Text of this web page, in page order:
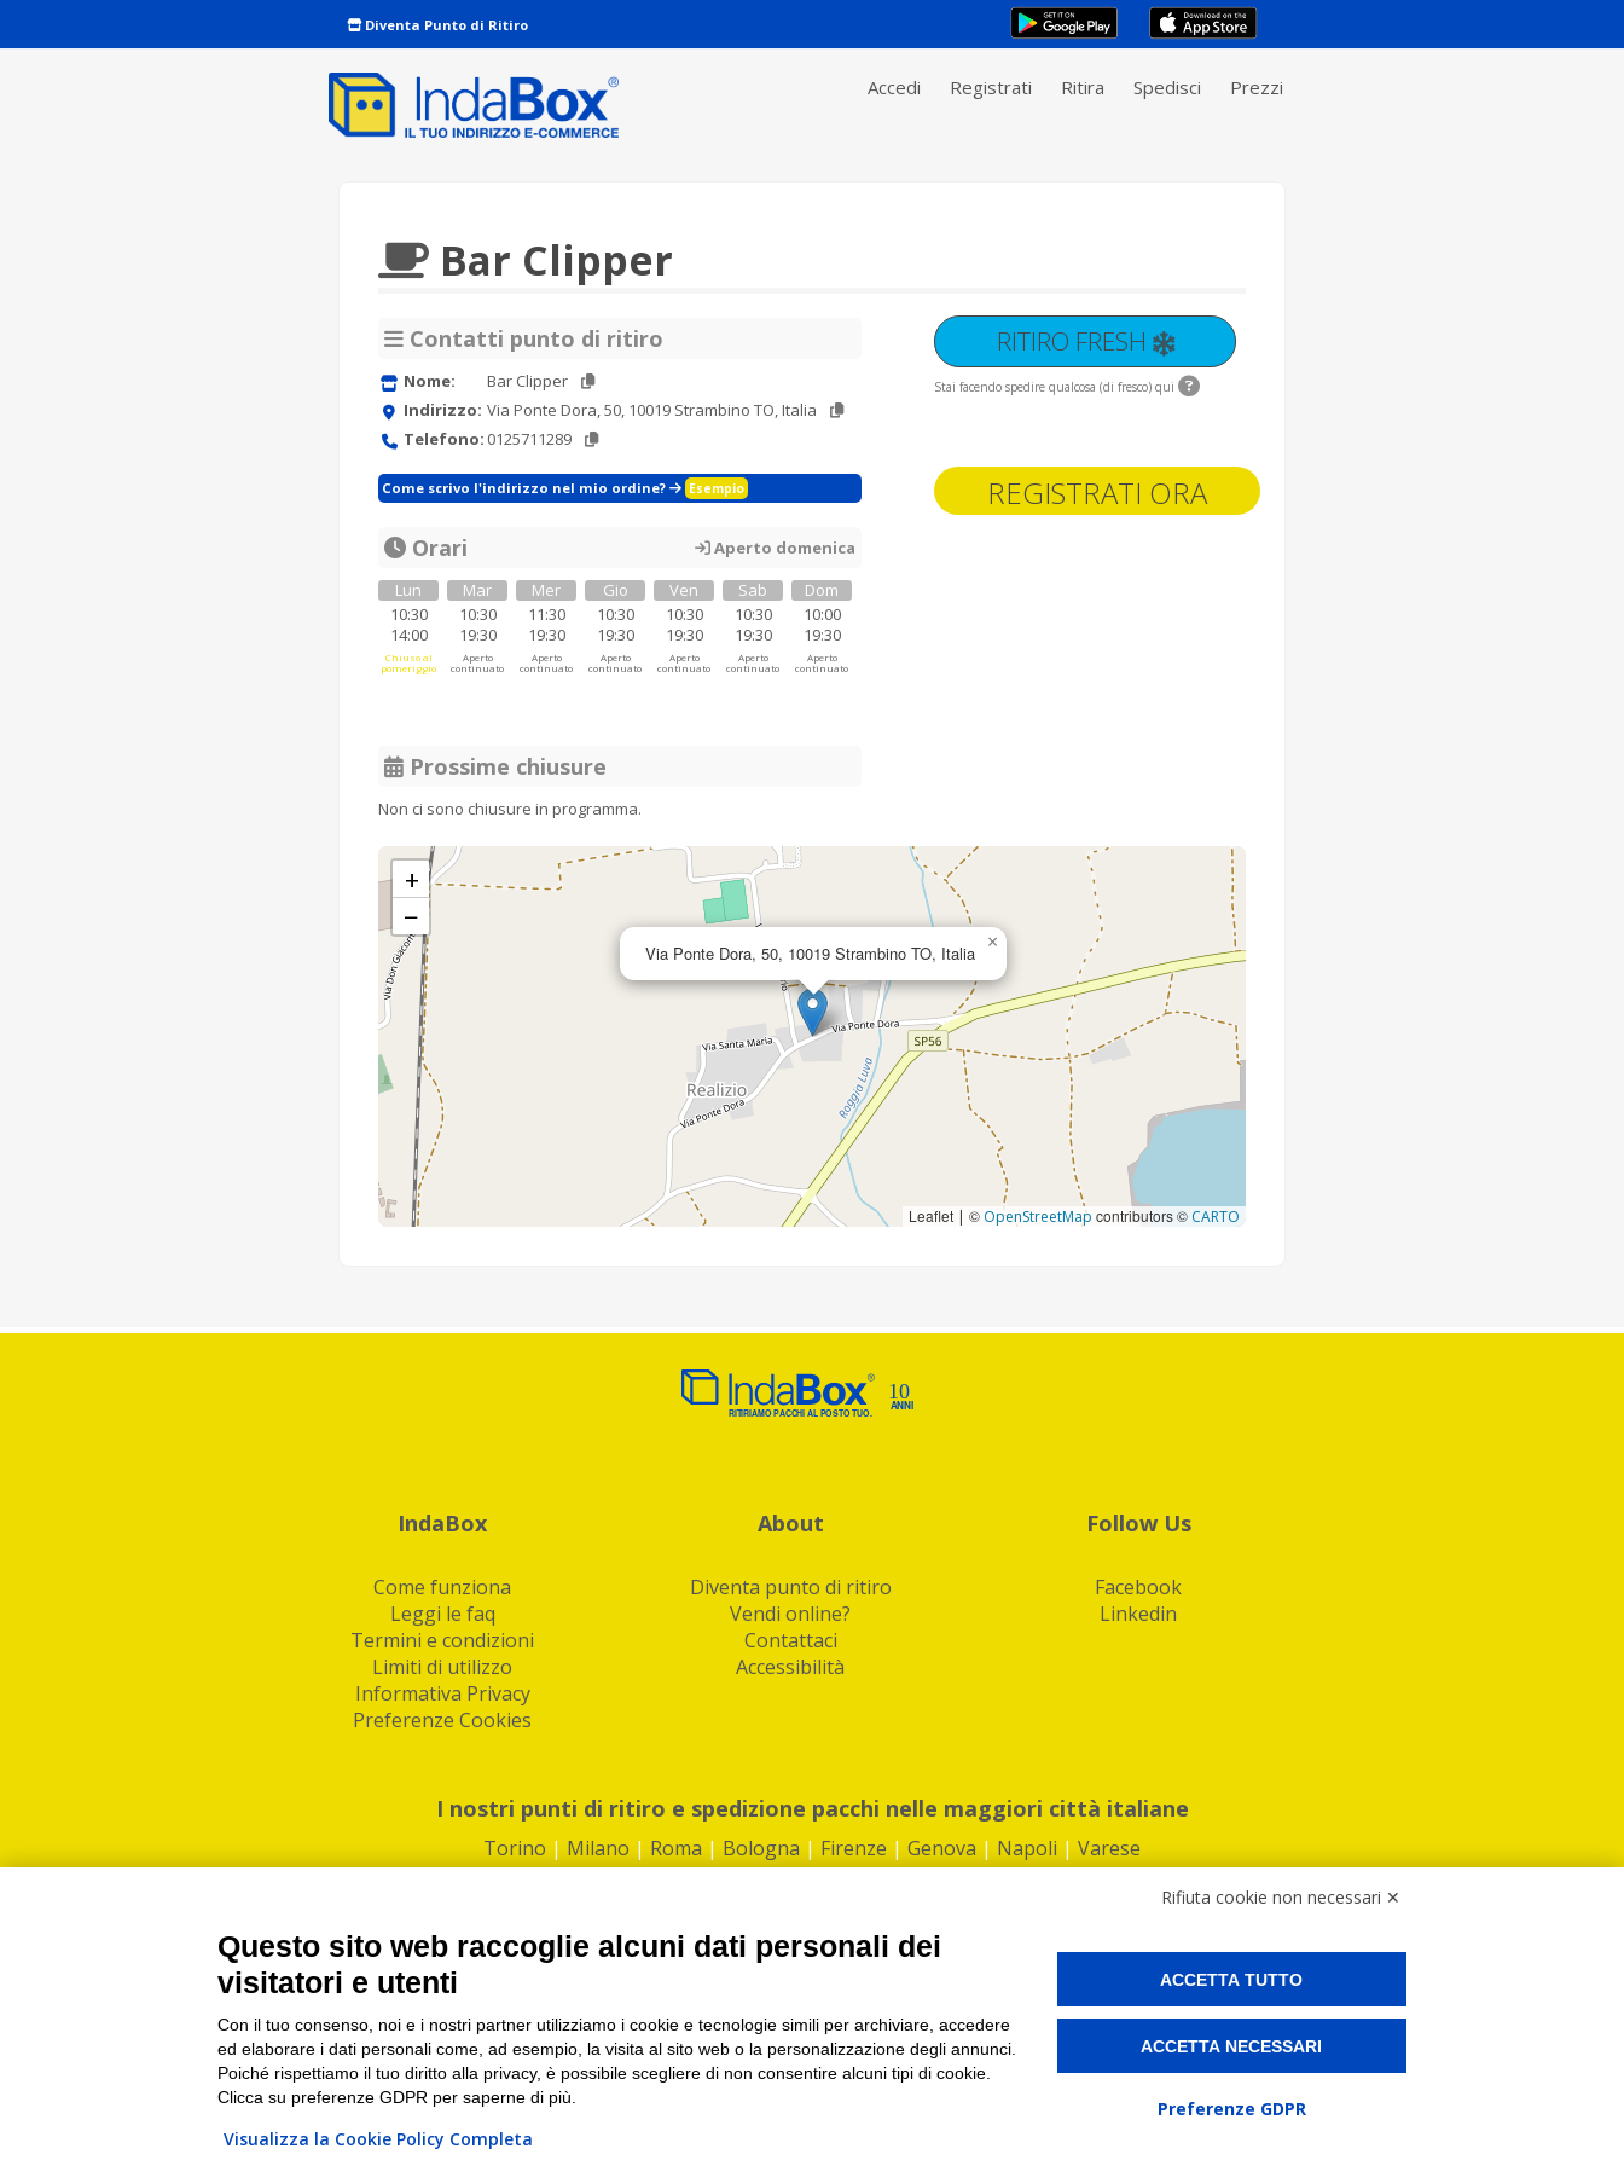
Diventa Punto di Ritiro
Accedi Registrati Ritira Spedisci Prezzi
REGISTRATI ORA
Bar Clipper
Contatti punto di ritiro
Nome:
Bar Clipper
Indirizzo: Via Ponte Dora, 50, 10019 Strambino TO, Italia
Telefono: 0125711289
Come scrivo l'indirizzo nel mio ordine? Esempio
Orari
Aperto domenica
Lun
10:30
14:00
Chiuso al
pomeriggio
Mar
10:30
19:30
Aperto
continuato
Mer
11:30
19:30
Aperto
continuato
Gio
10:30
19:30
Aperto
continuato
Ven
10:30
19:30
Aperto
continuato
Sab
10:30
19:30
Aperto
continuato
Dom
10:00
19:30
Aperto
continuato
Prossime chiusure
Non ci sono chiusure in programma.
RITIRO FRESH
Stai facendo spedire qualcosa (di fresco) qui
Via Ponte Dora, 50, 10019 Strambino TO, Italia ×
+
−
Leaflet | © OpenStreetMap contributors © CARTO
IndaBox
Come funziona
Leggi le faq
Termini e condizioni
Limiti di utilizzo
Informativa Privacy
Preferenze Cookies
About
Diventa punto di ritiro
Vendi online?
Contattaci
Accessibilità
Follow Us
Facebook
Linkedin
I nostri punti di ritiro e spedizione pacchi nelle maggiori città italiane
Torino | Milano | Roma | Bologna | Firenze | Genova | Napoli | Varese
PI/CF/N°Iscr.: 10821360012 | REA: RM 1494760 | Cap.Soc.: 50.000€ |Whistleblowing|Privacy|Preferenze Cookies
IndaBox | Oltre 11.500 punti di ritiro tra Bar, Tabaccai, Edicole e Kipoint per ritirare i tuoi acquisti online e spedire i tuoi pacchi.
Rifiuta cookie non necessari ✕
Questo sito web raccoglie alcuni dati personali dei
visitatori e utenti
Con il tuo consenso, noi e i nostri partner utilizziamo i cookie e tecnologie simili per archiviare, accedere
ed elaborare i dati personali come, ad esempio, la visita al sito web o la personalizzazione degli annunci.
Poiché rispettiamo il tuo diritto alla privacy, è possibile scegliere di non consentire alcuni tipi di cookie.
Clicca su preferenze GDPR per saperne di più.
Visualizza la Cookie Policy Completa
ACCETTA TUTTO
ACCETTA NECESSARI
Preferenze GDPR